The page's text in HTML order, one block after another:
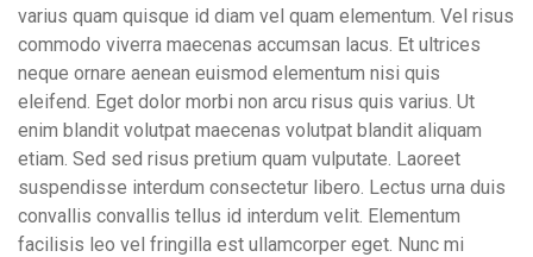
varius quam quisque id diam vel quam elementum. Vel risus
commodo viverra maecenas accumsan lacus. Et ultrices
neque ornare aenean euismod elementum nisi quis
eleifend. Eget dolor morbi non arcu risus quis varius. Ut
enim blandit volutpat maecenas volutpat blandit aliquam
etiam. Sed sed risus pretium quam vulputate. Laoreet
suspendisse interdum consectetur libero. Lectus urna duis
convallis convallis tellus id interdum velit. Elementum
facilisis leo vel fringilla est ullamcorper eget. Nunc mi